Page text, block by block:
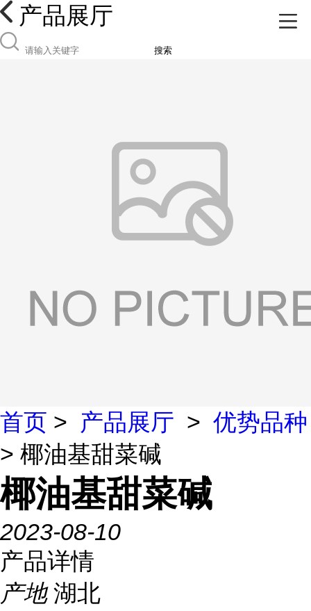
产品展厅
搜索
首页 > 产品展厅 > 优势品种
> 椰油基甜菜碱
椰油基甜菜碱
2023-08-10
产品详情
产地 湖北